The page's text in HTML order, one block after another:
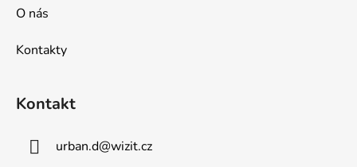
O nás
Kontakty
Kontakt
urban.d@wizit.cz